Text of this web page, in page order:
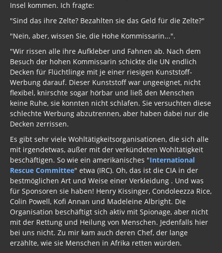
Insel kommen. Ich fragte:
"Sind das ihre Zelte? Bezahlten sie das Geld für die Zelte?"
"Nein, aber, wissen Sie, die Hohe Kommissarin...".
"Wir rissen alle ihre Aufkleber und Fahnen ab. Nach dem
Besuch der hohen Kommissarin schickte die UN endlich
Decken für Flüchtlinge mit je einer riesigen Kunststoff-
Werbung darauf. Dieser Kunststoff war ungeeignet, nicht
flexibel, knirschte sogar hörbar und ließ den Menschen
keine Ruhe, sie konnten nicht schlafen. Sie versuchten diese
schlechte Werbung abzutrennen, aber haben dabei nur die
Decken zerrissen.
Es gibt sehr viele Wohltätigkeitsorganisationen, die sich alle
mit irgendetwas, außer mit der verkündeten Wohltätigkeit
beschäftigen. So wie ein amerikanisches "International
Rescue Committee" etwa (IRC). Oh, das ist die CIA in der
bestmöglichen Art und Weise einer Verkleidung . Und was
für Sponsoren sie haben! Henry Kissinger, Condoleezza Rice,
Colin Powell, Kofi Annan und Madeleine Albright. Die
Organisation beschäftigt sich aktiv mit Spionage, aber nicht
mit der Rettung und Heilung von Menschen. Jedenfalls hier
bei uns nicht. Zu mir kam auch deren Chef, der lange
erzählte, wie sie Menschen in Afrika retten würden.